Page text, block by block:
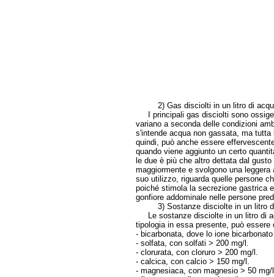
2) Gas disciolti in un litro di
I principali gas disciolti sono
variano a seconda delle condizioni
s'intende acqua non gassata, ma
quindi, può anche essere
quando viene aggiunto un certo
le due è più che altro dettata dal
maggiormente e svolgono una
suo utilizzo, riguarda quelle persone
poiché stimola la secrezione gastrica
gonfiore addominale nelle persone
3) Sostanze disciolte in un litro
Le sostanze disciolte in un litro di
tipologia in essa presente, può essere
- bicarbonata, dove lo ione
- solfata, con solfati > 200 mg/l.
- clorurata, con cloruro > 200 mg/l.
- calcica, con calcio > 150 mg/l.
- magnesiaca, con magnesio > 50 mg/